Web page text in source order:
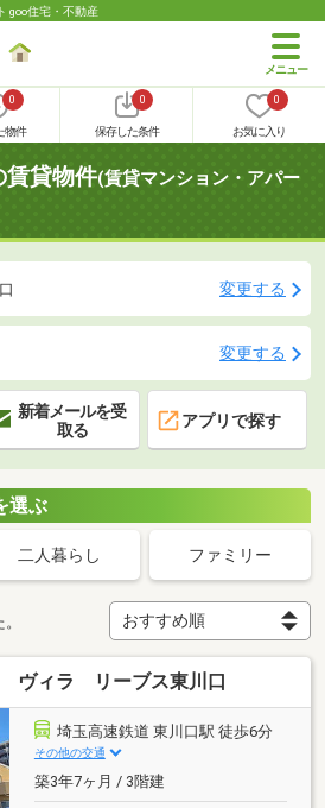
goo住宅・不動産
0
物件
0
保存した条件
0
お気に入り
賃貸物件(賃貸マンション・アパー
変更する
変更する
新着メールを受
取る
アプリで探す
選ぶ
二人暮らし ファミリー
ヴィラ リーブス東川口
埼玉高速鉄道 東川口駅 徒歩6分
その他の交通
築3年7ヶ月 / 3階建